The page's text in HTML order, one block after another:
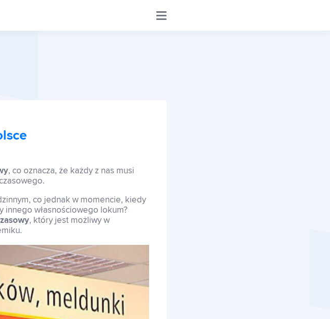
, co oznacza, że każdy z nas musi
co jednak w momencie, kiedy
innego własnościowego lokum?
, który jest możliwy w